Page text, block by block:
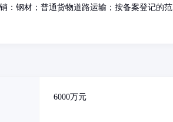
：钢材；普通货物道路运输；按备案登记的范
6000万元